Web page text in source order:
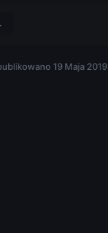
19 Maja 2019